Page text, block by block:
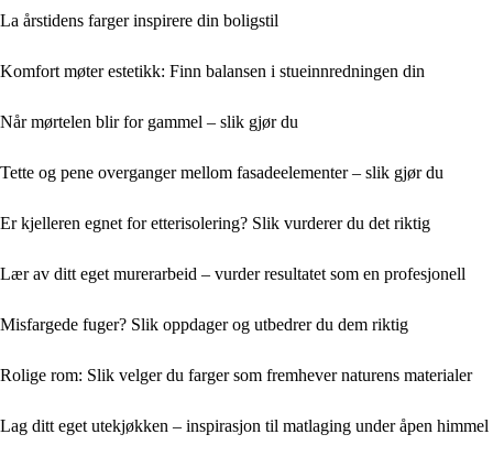
La årstidens farger inspirere din boligstil
Komfort møter estetikk: Finn balansen i stueinnredningen din
Når mørtelen blir for gammel – slik gjør du
Tette og pene overganger mellom fasadeelementer – slik gjør du
Er kjelleren egnet for etterisolering? Slik vurderer du det riktig
Lær av ditt eget murerarbeid – vurder resultatet som en profesjonell
Misfargede fuger? Slik oppdager og utbedrer du dem riktig
Rolige rom: Slik velger du farger som fremhever naturens materialer
Lag ditt eget utekjøkken – inspirasjon til matlaging under åpen himmel